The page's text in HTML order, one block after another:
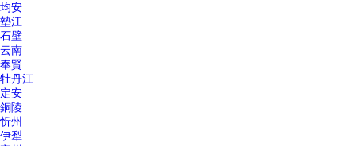
均安
墊江
石壁
云南
奉賢
牡丹江
定安
銅陵
忻州
伊犁